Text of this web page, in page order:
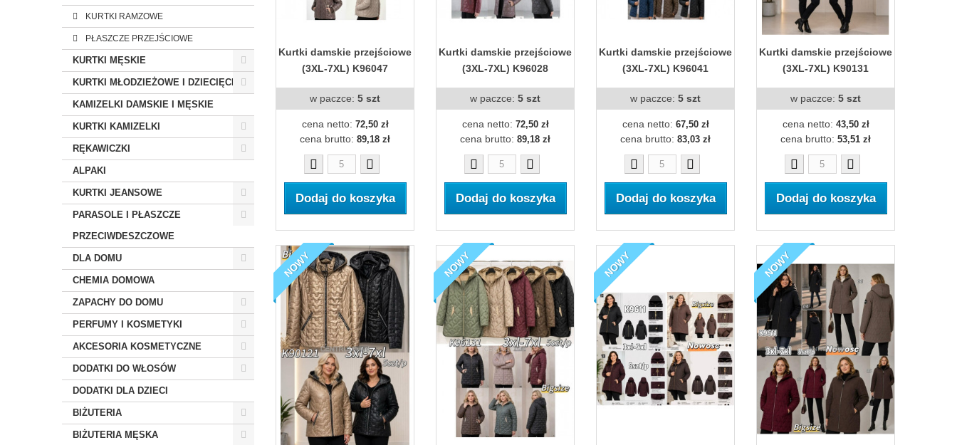
KURTKI RAMZOWE
PŁASZCZE PRZEJŚCIOWE
KURTKI MĘSKIE
KURTKI MŁODZIEŻOWE I DZIECIĘCE
KAMIZELKI DAMSKIE I MĘSKIE
KURTKI KAMIZELKI
RĘKAWICZKI
ALPAKI
KURTKI JEANSOWE
PARASOLE I PŁASZCZE
PRZECIWDESZCZOWE
DLA DOMU
CHEMIA DOMOWA
ZAPACHY DO DOMU
PERFUMY I KOSMETYKI
AKCESORIA KOSMETYCZNE
DODATKI DO WŁOSÓW
DODATKI DLA DZIECI
BIŻUTERIA
BIŻUTERIA MĘSKA
Kurtki damskie przejściowe
(3XL-7XL) K96047
w paczce: 5 szt
cena netto: 72,50 zł
cena brutto: 89,18 zł
Dodaj do koszyka
Kurtki damskie przejściowe
(3XL-7XL) K96028
w paczce: 5 szt
cena netto: 72,50 zł
cena brutto: 89,18 zł
Dodaj do koszyka
Kurtki damskie przejściowe
(3XL-7XL) K96041
w paczce: 5 szt
cena netto: 67,50 zł
cena brutto: 83,03 zł
Dodaj do koszyka
Kurtki damskie przejściowe
(3XL-7XL) K90131
w paczce: 5 szt
cena netto: 43,50 zł
cena brutto: 53,51 zł
Dodaj do koszyka
NOWY NOWY NOWY NOWY